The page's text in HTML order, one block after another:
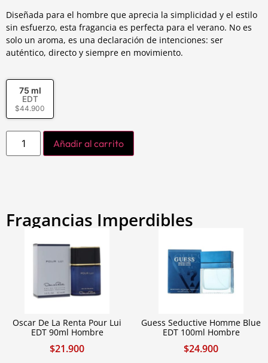
Diseñada para el hombre que aprecia la simplicidad y el estilo
sin esfuerzo, esta fragancia es perfecta para el verano. No es
solo un aroma, es una declaración de intenciones: ser
auténtico, directo y siempre en movimiento.
75 ml
EDT
$44.900
Añadir al carrito
Fragancias Imperdibles
Oscar De La Renta Pour Lui
EDT 90ml Hombre
$21.900
Guess Seductive Homme Blue
EDT 100ml Hombre
$24.900